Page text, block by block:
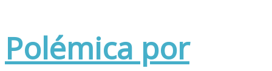
Polémica por